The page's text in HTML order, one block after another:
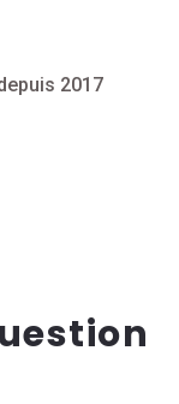
2017